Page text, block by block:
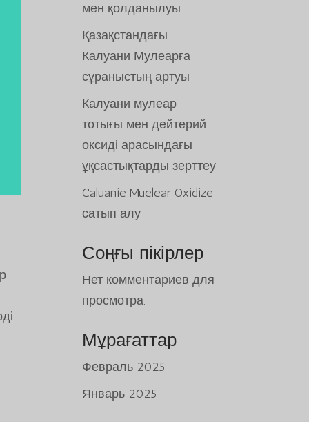
мен қолданылуы
Қазақстандағы
Калуани Мулеарға
сұраныстың артуы
Калуани мулеар
тотығы мен дейтерий
оксиді арасындағы
ұқсастықтарды зерттеу
Caluanie Muelear Oxidize
сатып алу
Соңғы пікірлер
Нет комментариев для
просмотра.
Мұрағаттар
Февраль 2025
Январь 2025